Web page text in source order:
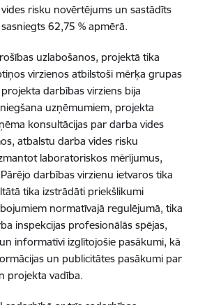
risku novērtējums un sastādīts
62,75 % apmērā.
uzlabošanos, projektā tika
virzienos atbilstoši mērķa grupas
darbības virziens bija
uzņēmumiem, projekta
konsultācijas par darba vides
atbalstu darba vides risku
laboratoriskos mērījumus,
darbības virzienu ietvaros tika
tika izstrādāti priekšlikumi
normatīvajā regulējumā, tika
inspekcijas profesionālās spējas,
informatīvi izglītojošie pasākumi, kā
un publicitātes pasākumi par
projekta vadība.